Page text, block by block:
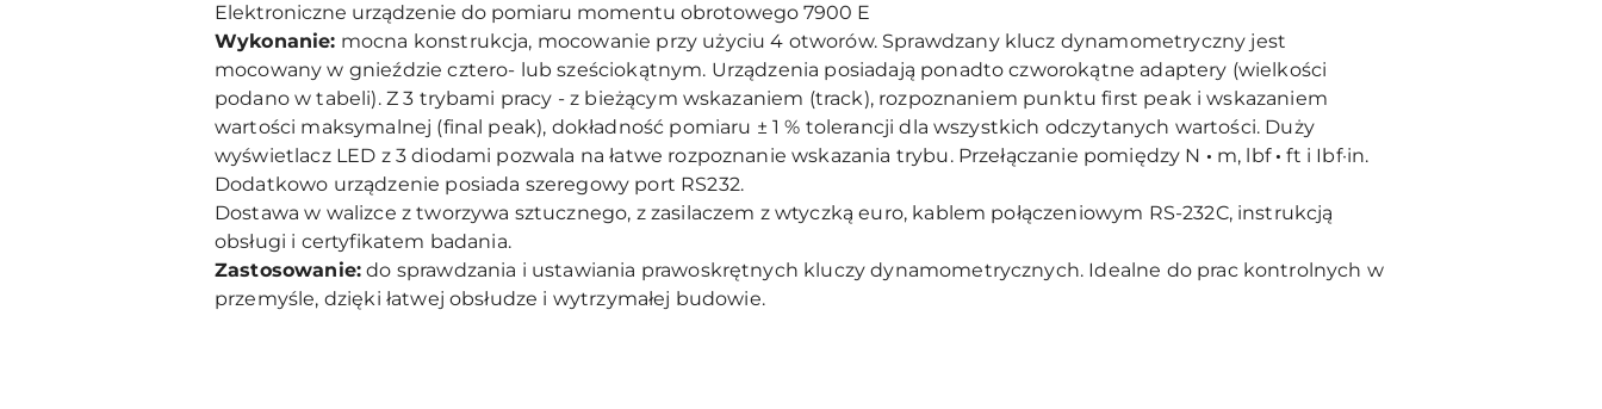
Elektroniczne urządzenie do pomiaru momentu obrotowego 7900 E
Wykonanie: mocna konstrukcja, mocowanie przy użyciu 4 otworów. Sprawdzany klucz dynamometryczny jest
mocowany w gnieździe cztero- lub sześciokątnym. Urządzenia posiadają ponadto czworokątne adaptery (wielkości
podano w tabeli). Z 3 trybami pracy - z bieżącym wskazaniem (track), rozpoznaniem punktu first peak i wskazaniem
wartości maksymalnej (final peak), dokładność pomiaru ± 1 % tolerancji dla wszystkich odczytanych wartości. Duży
wyświetlacz LED z 3 diodami pozwala na łatwe rozpoznanie wskazania trybu. Przełączanie pomiędzy N · m, lbf · ft i Ibf·in.
Dodatkowo urządzenie posiada szeregowy port RS232.
Dostawa w walizce z tworzywa sztucznego, z zasilaczem z wtyczką euro, kablem połączeniowym RS-232C, instrukcją
obsługi i certyfikatem badania.
Zastosowanie: do sprawdzania i ustawiania prawoskrętnych kluczy dynamometrycznych. Idealne do prac kontrolnych w
przemyśle, dzięki łatwej obsłudze i wytrzymałej budowie.